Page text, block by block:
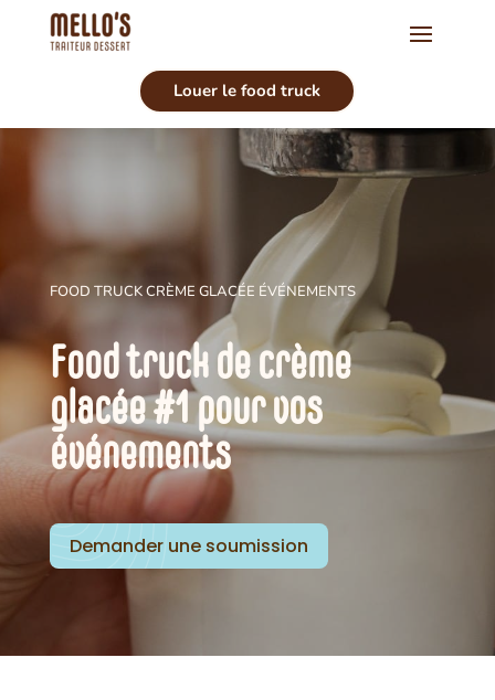
Louer le food truck
FOOD TRUCK CRÈME GLACÉE ÉVÉNEMENTS
Food truck de crème
glacée #1 pour vos
événements
Demander une soumission